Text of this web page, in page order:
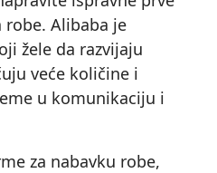
Alibaba je
žele da razvijaju
veće količine i
u komunikaciju i
za nabavku robe,